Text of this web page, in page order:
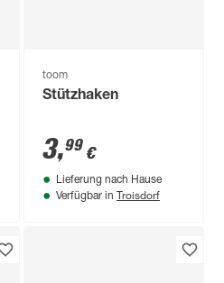
toom
Stützhaken
3,99 €
Lieferung nach Hause
Verfügbar in Troisdorf